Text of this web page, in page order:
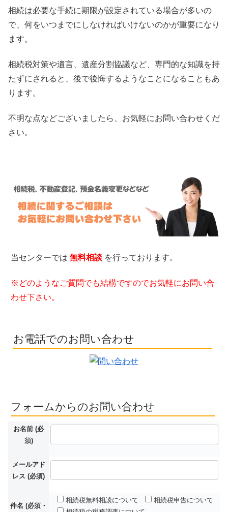
相続は必要な手続に期限が設定されている場合が多いの
で、何をいつまでにしなければいけないのかが重要になり
ます。
相続税対策や遺言、遺産分割協議など、専門的な知識を持
たずにされると、後で後悔するようなことになることもあ
ります。
不明な点などございましたら、お気軽にお問い合わせくだ
さい。
当センターでは 無料相談 を行っております。
※どのようなご質問でも結構ですのでお気軽にお問い合
わせ下さい。
お電話でのお問い合わせ
フォームからのお問い合わせ
お名前 (必
須)
メールアド
レス (必須)
件名 (必須・
相続税無料相談について
相続税申告について